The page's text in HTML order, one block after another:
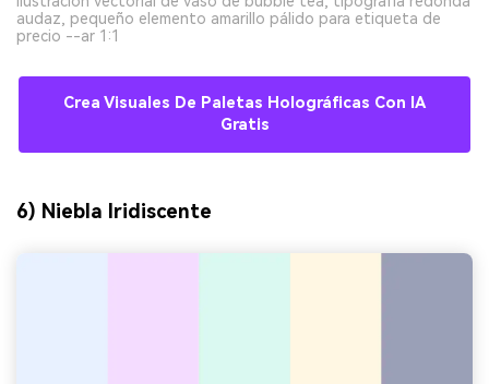
audaz, pequeño elemento amarillo pálido para etiqueta de
precio --ar 1:1
Crea Visuales De Paletas Holográficas Con IA
Gratis
6) Niebla Iridiscente